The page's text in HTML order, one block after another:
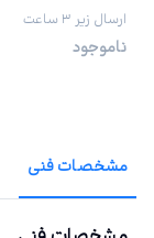
ارسال زیر ۳ ساعت
ناموجود
مشخصات فنی